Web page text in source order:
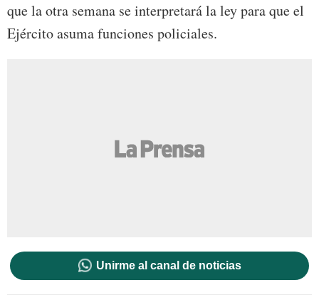
que la otra semana se interpretará la ley para que el
Ejército asuma funciones policiales.
Unirme al canal de noticias